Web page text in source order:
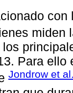
miden
Para ello
Jondrow et